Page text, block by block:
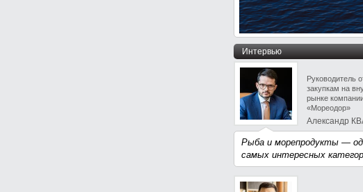
Интервью
Руководитель
закупкам на
рынке
«Мореодор»
Александр
Рыба и морепродукты —
самых интересных